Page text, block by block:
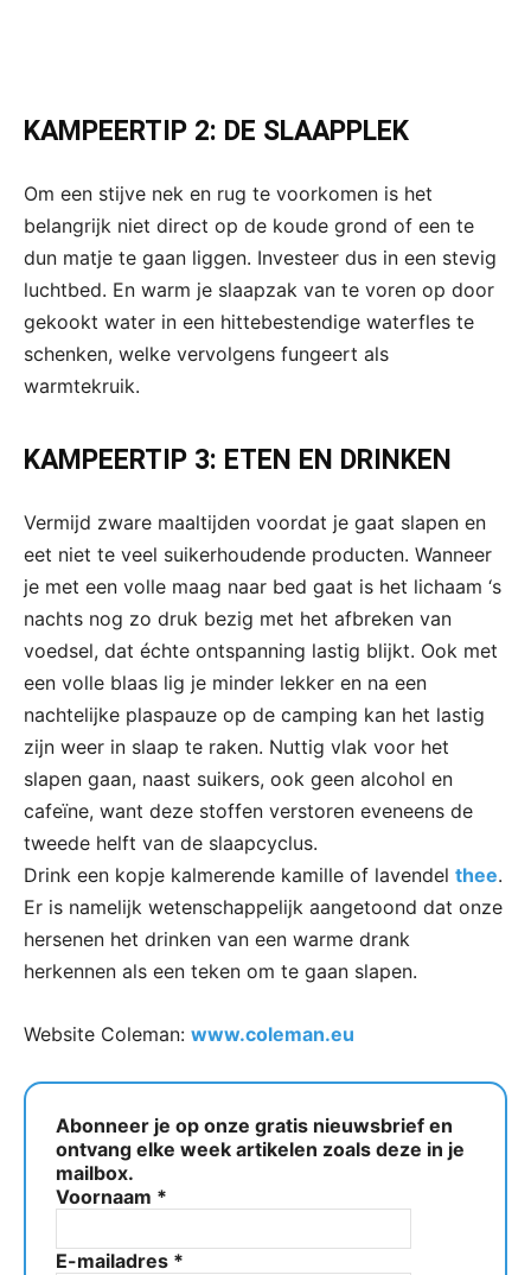
KAMPEERTIP 2: DE SLAAPPLEK
Om een stijve nek en rug te voorkomen is het
belangrijk niet direct op de koude grond of een te
dun matje te gaan liggen. Investeer dus in een stevig
luchtbed. En warm je slaapzak van te voren op door
gekookt water in een hittebestendige waterfles te
schenken, welke vervolgens fungeert als
warmtekruik.
KAMPEERTIP 3: ETEN EN DRINKEN
Vermijd zware maaltijden voordat je gaat slapen en
eet niet te veel suikerhoudende producten. Wanneer
je met een volle maag naar bed gaat is het lichaam ‘s
nachts nog zo druk bezig met het afbreken van
voedsel, dat échte ontspanning lastig blijkt. Ook met
een volle blaas lig je minder lekker en na een
nachtelijke plaspauze op de camping kan het lastig
zijn weer in slaap te raken. Nuttig vlak voor het
slapen gaan, naast suikers, ook geen alcohol en
cafeïne, want deze stoffen verstoren eveneens de
tweede helft van de slaapcyclus.
Drink een kopje kalmerende kamille of lavendel thee.
Er is namelijk wetenschappelijk aangetoond dat onze
hersenen het drinken van een warme drank
herkennen als een teken om te gaan slapen.
Website Coleman: www.coleman.eu
Abonneer je op onze gratis nieuwsbrief en
ontvang elke week artikelen zoals deze in je
mailbox.
Voornaam *
E-mailadres *